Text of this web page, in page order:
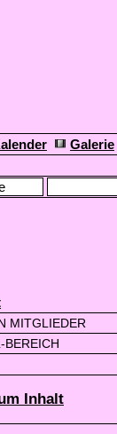
Galerie
MITGLIEDER
BEREICH
Inhalt